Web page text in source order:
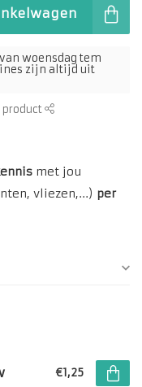
woensdag tem
zijn altijd uit
product
met jou
vliezen,...) per
€1,25